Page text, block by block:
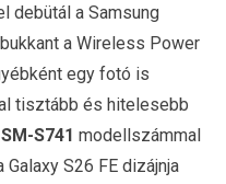
debütál a Samsung
a Wireless Power
egy fotó is
tisztább és hitelesebb
SM-S741 modellszámmal
S26 FE dizájnja